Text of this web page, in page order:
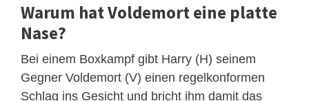
Warum hat Voldemort eine platte
Nase?
Bei einem Boxkampf gibt Harry (H) seinem
Gegner Voldemort (V) einen regelkonformen
Schlag ins Gesicht und bricht ihm damit das